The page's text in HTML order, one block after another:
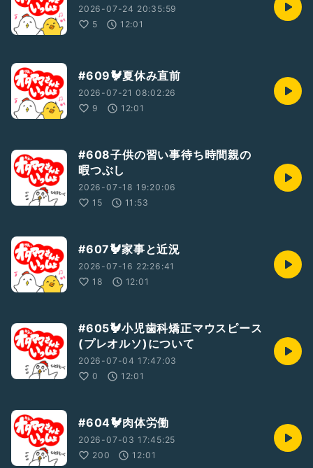
2026-07-24 20:35:59
5
12:01
#609🐓夏休み直前
2026-07-21 08:02:26
9
12:01
#608子供の習い事待ち時間親の
暇つぶし
2026-07-18 19:20:06
15
11:53
#607🐓家事と近況
2026-07-16 22:26:41
18
12:01
#605🐓小児歯科矯正マウスピース
(プレオルソ)について
2026-07-04 17:47:03
0
12:01
#604🐓肉体労働
2026-07-03 17:45:25
200
12:01